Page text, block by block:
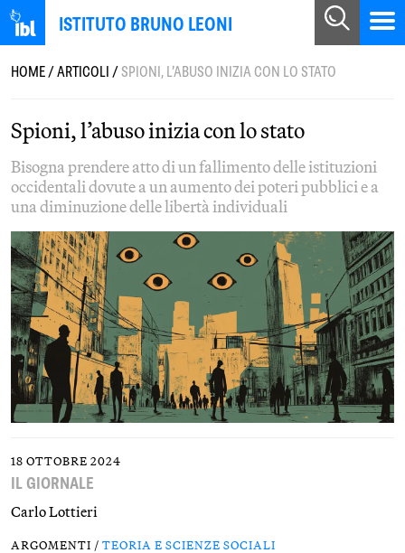
ISTITUTO BRUNO LEONI
HOME/ARTICOLI/SPIONI, L’ABUSO INIZIA CON LO STATO
Spioni, l’abuso inizia con lo stato
Bisogna prendere atto di un fallimento delle istituzioni
occidentali dovute a un aumento dei poteri pubblici e a
una diminuzione delle libertà individuali
18 OTTOBRE 2024
IL GIORNALE
Carlo Lottieri
ARGOMENTI / TEORIA E SCIENZE SOCIALI